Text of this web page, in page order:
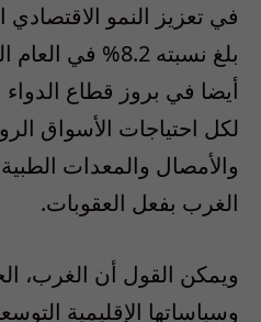
في تعزيز النمو
بلغ نسبته 8.2% في العام الماضي.
أيضا في بروز قطاع
لكل احتياجات الأسواق
والأمصال والمعدات
الغرب بفعل العقوبات.
ويمكن القول أن الغرب،
وسياساتها الإقليمية